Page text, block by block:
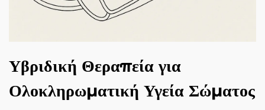
Υβριδική Θεραπεία για
Ολοκληρωματική Υγεία Σώματος